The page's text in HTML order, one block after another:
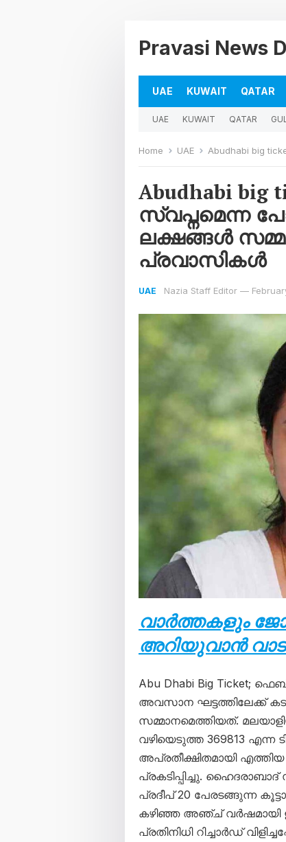
Pravasi News
UAE KUWAIT QATAR
UAE KUWAIT QATAR
Home UAE Abudhabi big ticket lucky
Abudhabi big
സ്വപ്നമെന്ന
ലക്ഷങ്ങൾ
പ്രവാസികൾ
UAE Nazia Staff Editor —
വാർത്തകളും
അറിയുവാൻ
Abu Dhabi Big Ticket;
അവസാന ഘട്ടത്തിലേക്ക്
സമ്മാനമെത്തിയത്.
വഴിയെടുത്ത 369813 എന്ന
അപ്രതീക്ഷിതമായി
പ്രകടിപ്പിച്ചു.
പ്രദീപ് 20 പേരടങ്ങുന്ന
കഴിഞ്ഞ അഞ്ച് വർഷമായി
പ്രതിനിധി റിച്ചാർഡ്